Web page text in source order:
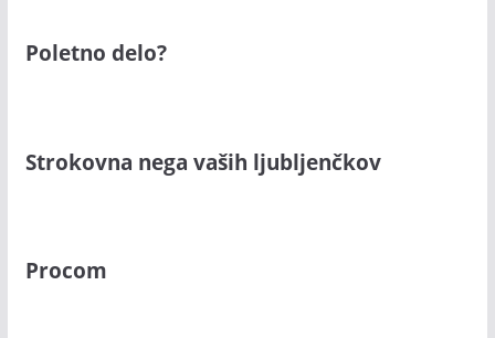
Poletno delo?
Strokovna nega vaših ljubljenčkov
Procom